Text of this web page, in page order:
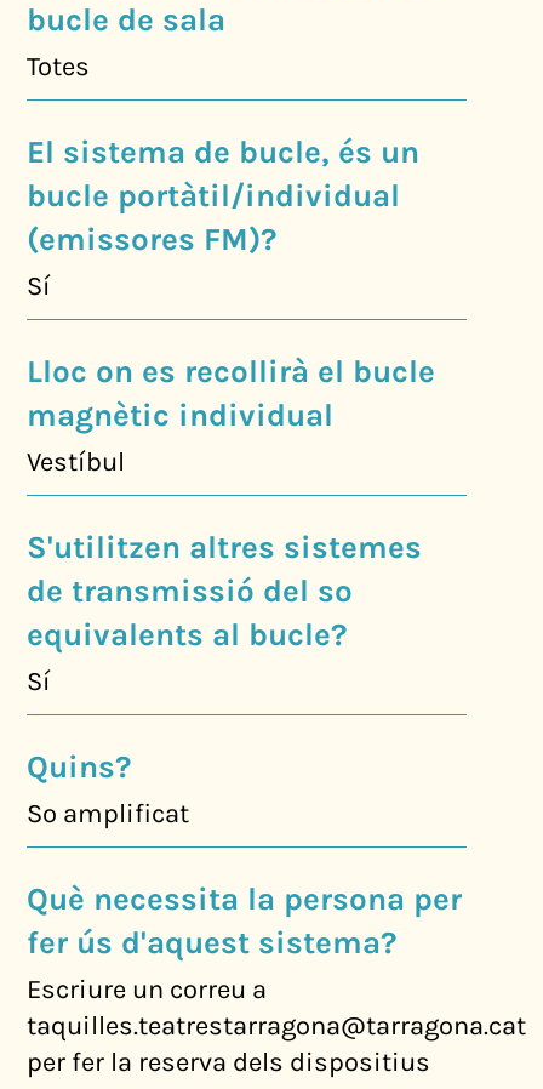
bucle de sala
Totes
El sistema de bucle, és un
bucle portàtil/individual
(emissores FM)?
Sí
Lloc on es recollirà el bucle
magnètic individual
Vestíbul
S'utilitzen altres sistemes
de transmissió del so
equivalents al bucle?
Sí
Quins?
So amplificat
Què necessita la persona per
fer ús d'aquest sistema?
Escriure un correu a
taquilles.teatrestarragona@tarragona.cat
per fer la reserva dels dispositius